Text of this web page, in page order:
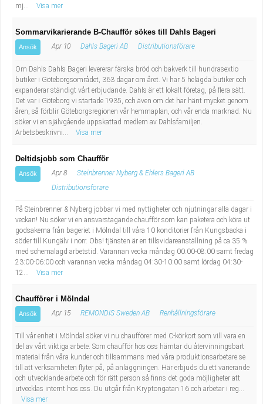
mj...
Visa mer
Sommarvikarierande B-Chaufför sökes till Dahls Bageri
Ansök Apr 10 Dahls Bageri AB Distributionsförare
Om Dahls Dahls Bageri levererar färska bröd och bakverk till hundrasextio
butiker i Göteborgsområdet, 363 dagar om året. Vi har 5 helägda butiker och
expanderar ständigt vårt erbjudande. Dahls är ett lokalt företag, på flera sätt.
Det var i Göteborg vi startade 1935, och även om det har hänt mycket genom
åren, så förblir Göteborgsregionen vår hemmaplan, och vår enda marknad. Nu
söker vi en självgående uppskattad medlem av Dahlsfamiljen.
Arbetsbeskrivni...
Visa mer
Deltidsjobb som Chaufför
Ansök Apr 8
Steinbrenner Nyberg & Ehlers Bageri AB
Distributionsförare
På Steinbrenner & Nyberg jobbar vi med nyttigheter och njutningar alla dagar i
veckan! Nu söker vi en ansvarstagande chaufför som kan paketera och köra ut
godsakerna från bageriet i Mölndal till våra 10 konditorier från Kungsbacka i
söder till Kungälv i norr. Obs! tjänsten är en tillsvidareanställning på ca 35 %
med schemalagd arbetstid. Varannan vecka måndag 00:00-08:00 samt fredag
23:00-06:00 och varannan vecka måndag 04:30-10:00 samt lördag 04:30-
12...
Visa mer
Chaufförer i Mölndal
Ansök Apr 15 REMONDIS Sweden AB Renhållningsförare
Till vår enhet i Mölndal söker vi nu chaufförer med C-körkort som vill vara en
del av vårt viktiga arbete. Som chaufför hos oss hämtar du återvinningsbart
material från våra kunder och tillsammans med våra produktionsarbetare se
till att verksamheten flyter på, på anläggningen. Här erbjuds du ett varierande
och utvecklande arbete och för rätt person så finns det goda möjligheter att
utvecklas internt hos oss. Du utgår från Kryptongatan 16 och arbetar i reg...
Visa mer